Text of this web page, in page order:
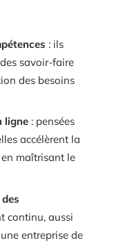
: ils
savoir-faire
des besoins
ligne : pensées
accélèrent la
maîtrisant le
continu, aussi
entreprise de